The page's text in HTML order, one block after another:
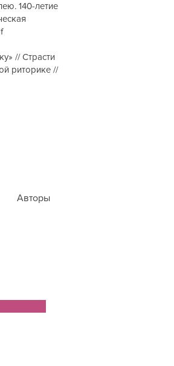
140-летие
// Страсти
риторике //
Авторы